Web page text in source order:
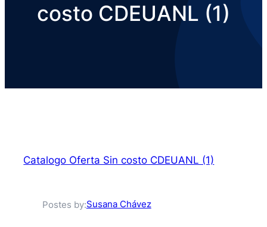
costo CDEUANL (1)
Catalogo Oferta Sin costo CDEUANL (1)
Postes by:Susana Chávez